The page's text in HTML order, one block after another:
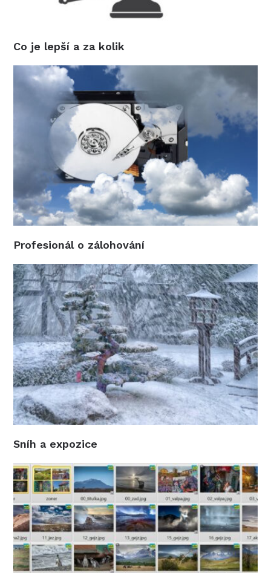
Co je lepší a za kolik
Profesionál o zálohování
Sníh a expozice